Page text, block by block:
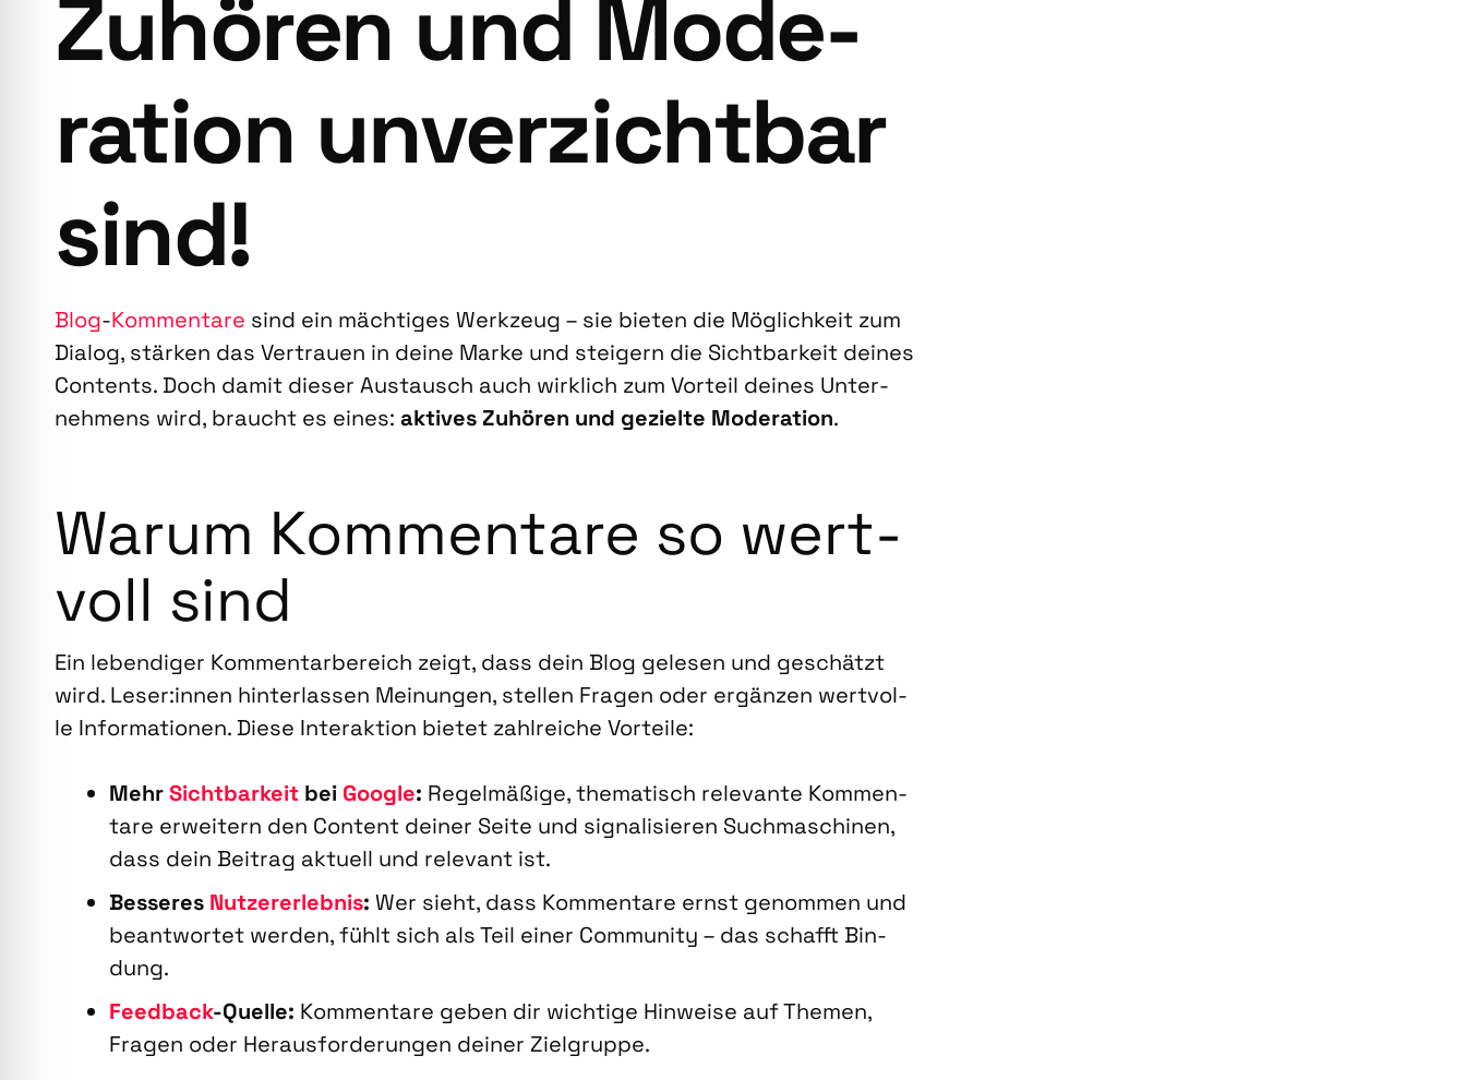
Zuhö­ren und Mode­
ra­ti­on unver­zicht­bar
sind!
Blog-Kom­men­ta­re sind ein mäch­ti­ges Werk­zeug – sie bie­ten die Mög­lich­keit zum
Dia­log, stär­ken das Ver­trau­en in dei­ne Mar­ke und stei­gern die Sicht­bar­keit dei­nes
Con­tents. Doch damit die­ser Aus­tausch auch wirk­lich zum Vor­teil dei­nes Unter­
neh­mens wird, braucht es eines: akti­ves Zuhö­ren und geziel­te Mode­ra­ti­on.
War­um Kom­men­ta­re so wert­
voll sind
Ein leben­di­ger Kom­men­tar­be­reich zeigt, dass dein Blog gele­sen und geschätzt
wird. Leser:innen hin­ter­las­sen Mei­nun­gen, stel­len Fra­gen oder ergän­zen wert­vol­
le Infor­ma­tio­nen. Die­se Inter­ak­ti­on bie­tet zahl­rei­che Vor­tei­le:
MehrSicht­bar­keit bei Goog­le: Regel­mä­ßi­ge, the­ma­tisch rele­van­te Kom­men­
ta­re erwei­tern den Con­tent dei­ner Sei­te und signa­li­sie­ren Such­ma­schi­nen,
dass dein Bei­trag aktu­ell und rele­vant ist.
Bes­se­res Nut­zer­er­leb­nis: Wer sieht, dass Kom­men­ta­re ernst genom­men und
beant­wor­tet wer­den, fühlt sich als Teil einer Com­mu­ni­ty – das schafft Bin­
dung.
Feed­back-Quel­le: Kom­men­ta­re geben dir wich­ti­ge Hin­wei­se auf The­men,
Fra­gen oder Her­aus­for­de­run­gen dei­ner Ziel­grup­pe.